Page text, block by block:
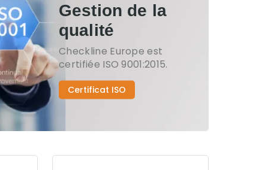
Gestion de la
qualité
Checkline Europe est
certifiée ISO 9001:2015.
Certificat ISO